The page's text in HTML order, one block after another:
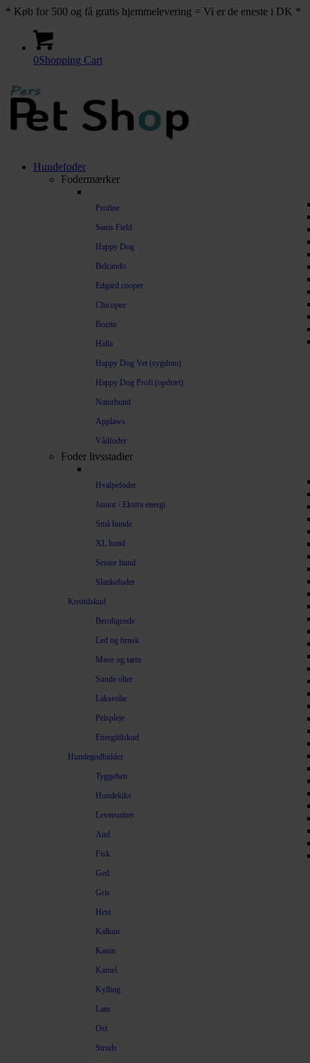
* Køb for 500 og få gratis hjemmelevering = Vi er de eneste i DK *
0Shopping Cart
Hundefoder
Fodermærker
Profine
Sams Field
Happy Dog
Belcando
Edgard cooper
Chicopee
Bozita
Halla
Happy Dog Vet (sygdom)
Happy Dog Profi (opdræt)
Naturhund
Applaws
Vådfoder
Foder livsstadier
Hvalpefoder
Junior / Ekstra energi
Små hunde
XL hund
Senior hund
Slankefoder
Kosttilskud
Beroligende
Led og brusk
Mave og tarm
Sunde olier
Lakseolie
Pelspleje
Energitilskud
Hundegodbidder
Tyggeben
Hundekiks
Leversnitter
And
Fisk
Ged
Gris
Hest
Kalkun
Kanin
Kamel
Kylling
Lam
Ost
Struds